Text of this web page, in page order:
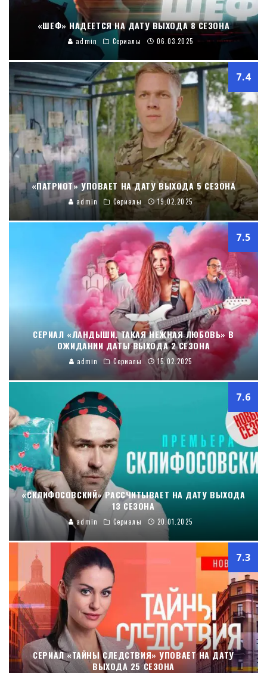
«ШЕФ» НАДЕЕТСЯ НА ДАТУ ВЫХОДА 8 СЕЗОНА
admin Сериалы 06.03.2025
7.4
«ПАТРИОТ» УПОВАЕТ НА ДАТУ ВЫХОДА 5 СЕЗОНА
admin Сериалы 19.02.2025
7.5
СЕРИАЛ «ЛАНДЫШИ. ТАКАЯ НЕЖНАЯ ЛЮБОВЬ» В
ОЖИДАНИИ ДАТЫ ВЫХОДА 2 СЕЗОНА
admin Сериалы 15.02.2025
7.6
«СКЛИФОСОВСКИЙ» РАССЧИТЫВАЕТ НА ДАТУ ВЫХОДА
13 СЕЗОНА
admin Сериалы 20.01.2025
7.3
СЕРИАЛ «ТАЙНЫ СЛЕДСТВИЯ» УПОВАЕТ НА ДАТУ
ВЫХОДА 25 СЕЗОНА